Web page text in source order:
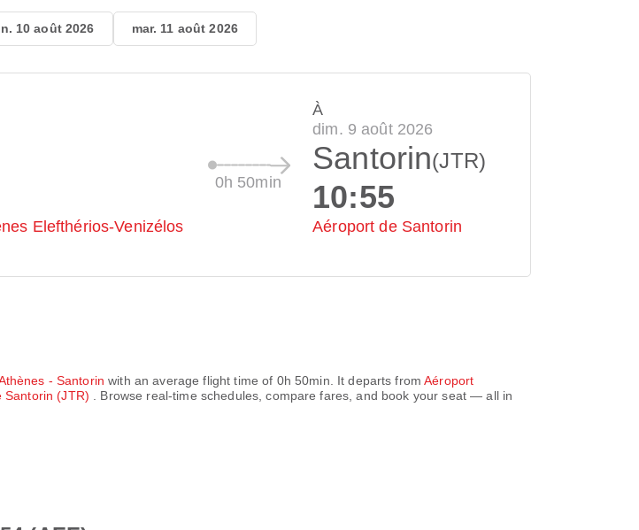
10 août 2026 mar. 11 août 2026
Elefthérios-Venizélos
0h 50min
À
dim. 9 août 2026
Santorin(JTR)
10:55
Aéroport de Santorin
- Santorin with an average flight time of 0h 50min . It departs fromAéroport
Santorin (JTR)
. Browse real-time schedules, compare fares, and book your seat — all in